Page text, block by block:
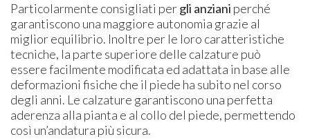
Particolarmente consigliati pergli anziani perché
garantiscono una maggiore autonomia grazie al
miglior equilibrio. Inoltre per le loro caratteristiche
tecniche, la parte superiore delle calzature può
essere facilmente modificata ed adattata in base alle
deformazioni fisiche che il piede ha subito nel corso
degli anni. Le calzature garantiscono una perfetta
aderenza alla pianta e al collo del piede, permettendo
così un’andatura più sicura.